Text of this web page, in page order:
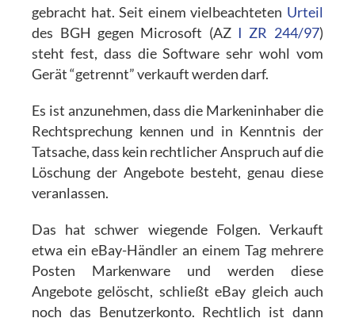
gebracht hat. Seit einem vielbeachteten Urteil
des BGH gegen Microsoft (AZ I ZR 244/97)
steht fest, dass die Software sehr wohl vom
Gerät “getrennt” verkauft werden darf.
Es ist anzunehmen, dass die Markeninhaber die
Rechtsprechung kennen und in Kenntnis der
Tatsache, dass kein rechtlicher Anspruch auf die
Löschung der Angebote besteht, genau diese
veranlassen.
Das hat schwer wiegende Folgen. Verkauft
etwa ein eBay-Händler an einem Tag mehrere
Posten Markenware und werden diese
Angebote gelöscht, schließt eBay gleich auch
noch das Benutzerkonto. Rechtlich ist dann